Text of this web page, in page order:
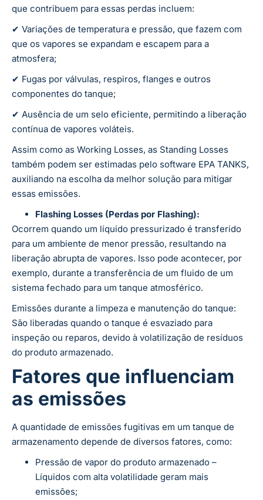
que contribuem para essas perdas incluem:
✔ Variações de temperatura e pressão, que fazem com
que os vapores se expandam e escapem para a
atmosfera;
✔ Fugas por válvulas, respiros, flanges e outros
componentes do tanque;
✔ Ausência de um selo eficiente, permitindo a liberação
contínua de vapores voláteis.
Assim como as Working Losses, as Standing Losses
também podem ser estimadas pelo software EPA TANKS,
auxiliando na escolha da melhor solução para mitigar
essas emissões​.
Flashing Losses (Perdas por Flashing):
Ocorrem quando um líquido pressurizado é transferido
para um ambiente de menor pressão, resultando na
liberação abrupta de vapores. Isso pode acontecer, por
exemplo, durante a transferência de um fluido de um
sistema fechado para um tanque atmosférico.
Emissões durante a limpeza e manutenção do tanque:
São liberadas quando o tanque é esvaziado para
inspeção ou reparos, devido à volatilização de resíduos
do produto armazenado.
Fatores que influenciam
as emissões
A quantidade de emissões fugitivas em um tanque de
armazenamento depende de diversos fatores, como:
Pressão de vapor do produto armazenado –
Líquidos com alta volatilidade geram mais
emissões;